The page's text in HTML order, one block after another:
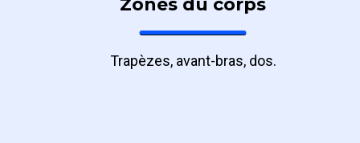
Zones du corps
Trapèzes, avant-bras, dos.